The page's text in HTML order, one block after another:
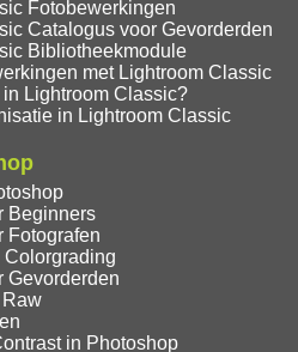
Fotobewerkingen
Catalogus voor Gevorderden
Bibliotheekmodule
met Lightroom Classic
Lightroom Classic?
in Lightroom Classic
Beginners
Fotografen
Gevorderden
in Photoshop